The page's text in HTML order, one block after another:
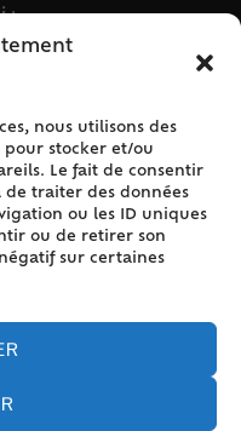
nous utilisons des
pour stocker et/ou
Le fait de consentir
de traiter des données
ou les ID uniques
ou de retirer son
sur certaines
:
– 16h30
(UE)